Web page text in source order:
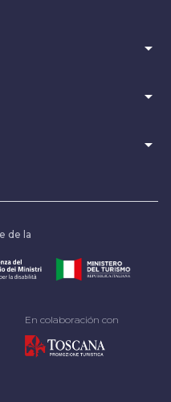
arrow_drop_down
arrow_drop_down
arrow_drop_down
de la
En colaboración con